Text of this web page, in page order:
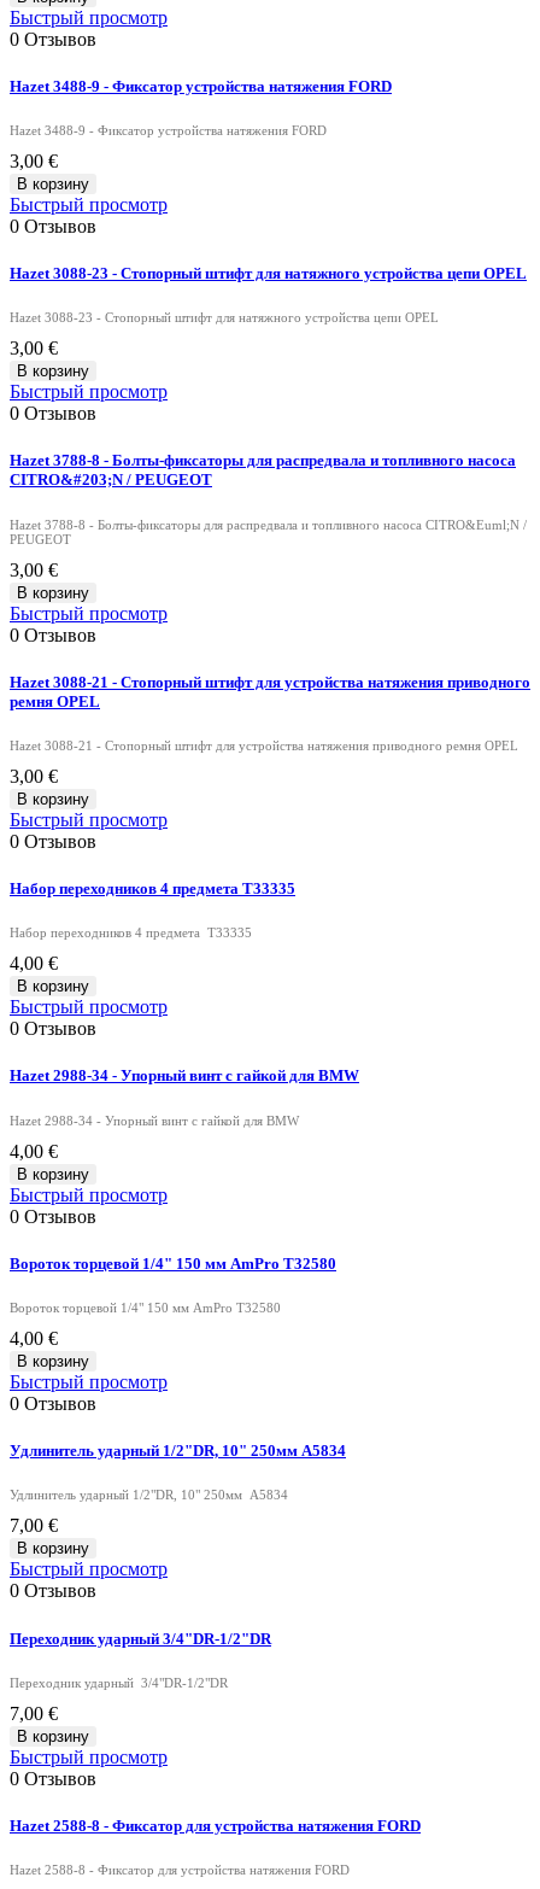
Быстрый просмотр
0 Отзывов
Hazet 3488-9 - Фиксатор устройства натяжения FORD
Hazet 3488-9 - Фиксатор устройства натяжения FORD
3,00 €
В корзину
Быстрый просмотр
0 Отзывов
Hazet 3088-23 - Стопорный штифт для натяжного устройства цепи OPEL
Hazet 3088-23 - Стопорный штифт для натяжного устройства цепи OPEL
3,00 €
В корзину
Быстрый просмотр
0 Отзывов
Hazet 3788-8 - Болты-фиксаторы для распредвала и топливного насоса
CITRO&#203;N / PEUGEOT
Hazet 3788-8 - Болты-фиксаторы для распредвала и топливного насоса CITRO&Euml;N /
PEUGEOT
3,00 €
В корзину
Быстрый просмотр
0 Отзывов
Hazet 3088-21 - Стопорный штифт для устройства натяжения приводного
ремня OPEL
Hazet 3088-21 - Стопорный штифт для устройства натяжения приводного ремня OPEL
3,00 €
В корзину
Быстрый просмотр
0 Отзывов
Набор переходников 4 предмета T33335
Набор переходников 4 предмета T33335
4,00 €
В корзину
Быстрый просмотр
0 Отзывов
Hazet 2988-34 - Упорный винт с гайкой для BMW
Hazet 2988-34 - Упорный винт с гайкой для BMW
4,00 €
В корзину
Быстрый просмотр
0 Отзывов
Вороток торцевой 1/4" 150 мм AmPro T32580
Вороток торцевой 1/4" 150 мм AmPro T32580
4,00 €
В корзину
Быстрый просмотр
0 Отзывов
Удлинитель ударный 1/2"DR, 10" 250мм A5834
Удлинитель ударный 1/2"DR, 10" 250мм A5834
7,00 €
В корзину
Быстрый просмотр
0 Отзывов
Переходник ударный 3/4"DR-1/2"DR
Переходник ударный 3/4"DR-1/2"DR
7,00 €
В корзину
Быстрый просмотр
0 Отзывов
Hazet 2588-8 - Фиксатор для устройства натяжения FORD
Hazet 2588-8 - Фиксатор для устройства натяжения FORD